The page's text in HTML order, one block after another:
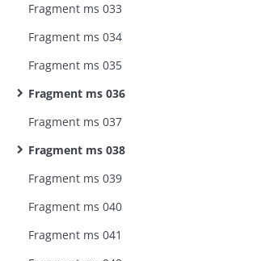
Fragment ms 033
Fragment ms 034
Fragment ms 035
Fragment ms 036
Fragment ms 037
Fragment ms 038
Fragment ms 039
Fragment ms 040
Fragment ms 041